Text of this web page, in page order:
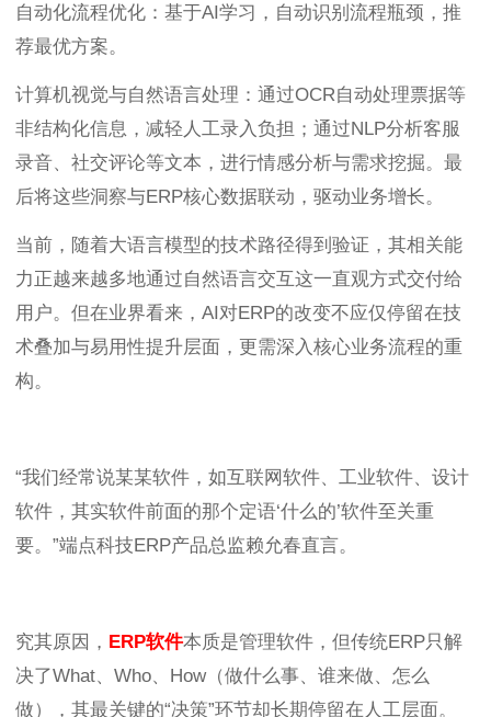
自动化流程优化：基于AI学习，自动识别流程瓶颈，推
荐最优方案。
计算机视觉与自然语言处理：通过OCR自动处理票据等
非结构化信息，减轻人工录入负担；通过NLP分析客服
录音、社交评论等文本，进行情感分析与需求挖掘。最
后将这些洞察与ERP核心数据联动，驱动业务增长。
当前，随着大语言模型的技术路径得到验证，其相关能
力正越来越多地通过自然语言交互这一直观方式交付给
用户。但在业界看来，AI对ERP的改变不应仅停留在技
术叠加与易用性提升层面，更需深入核心业务流程的重
构。
“我们经常说某某软件，如互联网软件、工业软件、设计
软件，其实软件前面的那个定语‘什么的’软件至关重
要。”端点科技ERP产品总监赖允春直言。
究其原因， ERP软件本质是管理软件，但传统ERP只解
决了What、Who、How（做什么事、谁来做、怎么
做），其最关键的“决策”环节却长期停留在人工层面。